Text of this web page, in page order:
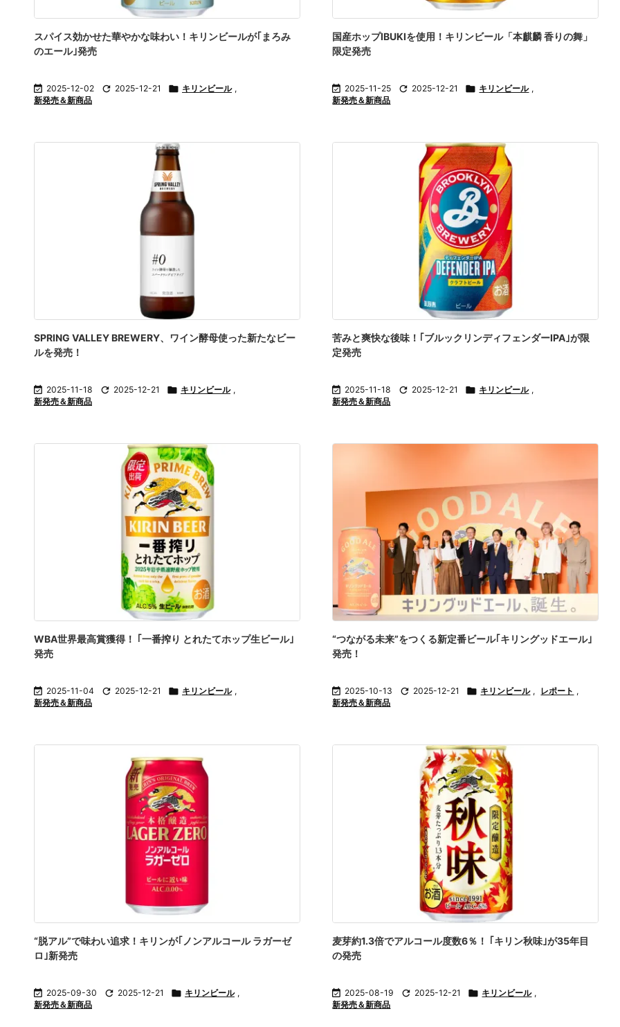
スパイス効かせた華やかな味わい！キリンビールが｢まろみ
のエール｣発売
 2025-12-02  2025-12-21  キリンビール ,
新発売＆新商品
国産ホップIBUKIを使用！キリンビール「本麒麟 香りの舞」
限定発売
 2025-11-25  2025-12-21  キリンビール ,
新発売＆新商品
SPRING VALLEY BREWERY、ワイン酵母使った新たなビー
ルを発売！
 2025-11-18  2025-12-21  キリンビール ,
新発売＆新商品
苦みと爽快な後味！｢ブルックリンディフェンダーIPA｣が限
定発売
 2025-11-18  2025-12-21  キリンビール ,
新発売＆新商品
WBA世界最高賞獲得！ ｢一番搾り とれたてホップ生ビール｣
発売
 2025-11-04  2025-12-21  キリンビール ,
新発売＆新商品
“つながる未来”をつくる新定番ビール｢キリングッドエール｣
発売！
 2025-10-13  2025-12-21  キリンビール , レポート ,
新発売＆新商品
“脱アル”で味わい追求！キリンが｢ノンアルコール ラガーゼ
ロ｣新発売
 2025-09-30  2025-12-21  キリンビール ,
新発売＆新商品
麦芽約1.3倍でアルコール度数6％！ ｢キリン秋味｣が35年目
の発売
 2025-08-19  2025-12-21  キリンビール ,
新発売＆新商品